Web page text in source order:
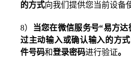
的方式向我们提供您当前设备
8） 当您在微信服务号“易方
过主动输入或确认输入的方式
件号码和登录密码进行验证。